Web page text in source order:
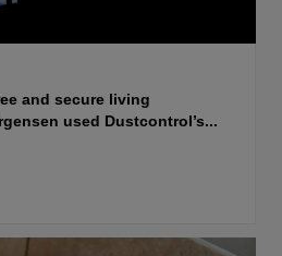
and secure living
used Dustcontrol’s...